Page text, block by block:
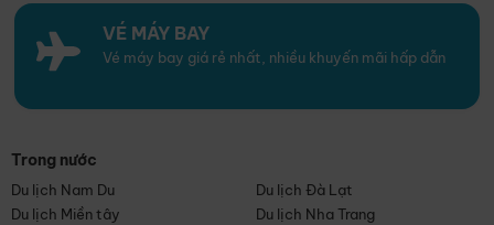
VÉ MÁY BAY
Vé máy bay giá rẻ nhất, nhiều khuyến mãi hấp dẫn
Trong nước
Du lịch Nam Du
Du lịch Đà Lạt
Du lịch Miền tây
Du lịch Nha Trang